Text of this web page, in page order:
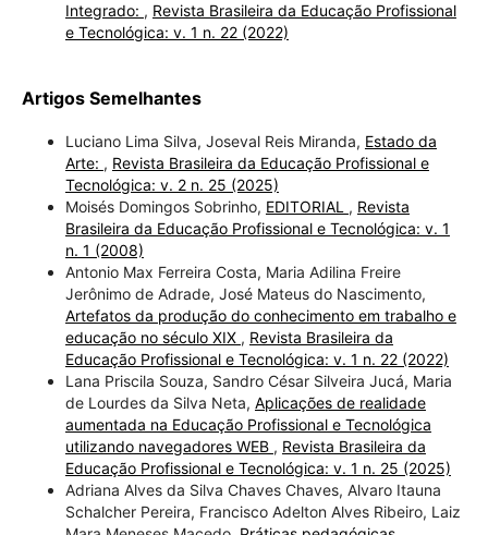
Integrado: , Revista Brasileira da Educação Profissional
e Tecnológica: v. 1 n. 22 (2022)
Artigos Semelhantes
Luciano Lima Silva, Joseval Reis Miranda, Estado da
Arte: , Revista Brasileira da Educação Profissional e
Tecnológica: v. 2 n. 25 (2025)
Moisés Domingos Sobrinho, EDITORIAL , Revista
Brasileira da Educação Profissional e Tecnológica: v. 1
n. 1 (2008)
Antonio Max Ferreira Costa, Maria Adilina Freire
Jerônimo de Adrade, José Mateus do Nascimento,
Artefatos da produção do conhecimento em trabalho e
educação no século XIX , Revista Brasileira da
Educação Profissional e Tecnológica: v. 1 n. 22 (2022)
Lana Priscila Souza, Sandro César Silveira Jucá, Maria
de Lourdes da Silva Neta, Aplicações de realidade
aumentada na Educação Profissional e Tecnológica
utilizando navegadores WEB , Revista Brasileira da
Educação Profissional e Tecnológica: v. 1 n. 25 (2025)
Adriana Alves da Silva Chaves Chaves, Alvaro Itauna
Schalcher Pereira, Francisco Adelton Alves Ribeiro, Laiz